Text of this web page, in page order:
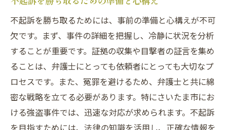
不起訴を勝ち取るためには、事前の準備と心構えが不可
欠です。まず、事件の詳細を把握し、冷静に状況を分析
することが重要です。証拠の収集や目撃者の証言を集め
ることは、弁護士にとっても依頼者にとっても大切なプ
ロセスです。また、冤罪を避けるため、弁護士と共に綿
密な戦略を立てる必要があります。特にさいたま市にお
ける強盗事件では、迅速な対応が求められます。不起訴
を目指すためには、法律の知識を活用し、正確な情報を